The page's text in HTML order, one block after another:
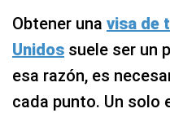
Obtener una visa de
Unidos suele ser un
esa razón, es
cada punto. Un solo